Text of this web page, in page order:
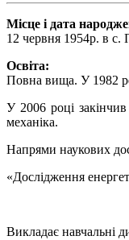
Місце і дата
12 червня 1954р. в с.
Освіта:
Повна вища. У 1982
У 2006 році закінчив
механіка.
Напрями наукових
«Дослідження
Викладає навчальні